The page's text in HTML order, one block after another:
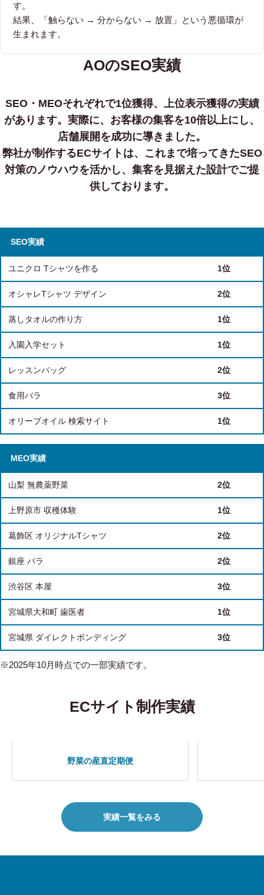
す。
結果、「触らない → 分からない → 放置」という悪循環が
生まれます。
AOのSEO実績
SEO・MEOそれぞれで1位獲得、上位表示獲得の実績
があります。 実際に、お客様の集客を10倍以上にし、
店舗展開を成功に導きました。
弊社が制作するECサイトは、これまで培ってきたSEO
対策のノウハウを活かし、集客を見据えた設計でご提
供しております。
SEO実績
ユニクロ Tシャツを作る 1位
オシャレTシャツ デザイン 2位
蒸しタオルの作り方 1位
入園入学セット 1位
レッスンバッグ 2位
食用バラ 3位
オリーブオイル 検索サイト 1位
MEO実績
山梨 無農薬野菜 2位
上野原市 収穫体験 1位
葛飾区 オリジナルTシャツ 2位
銀座 バラ 2位
渋谷区 本屋 3位
宮城県大和町 歯医者 1位
宮城県 ダイレクトボンディング 3位
※2025年10月時点での一部実績です。
ECサイト制作実績
野菜の産直定期便
実績一覧をみる